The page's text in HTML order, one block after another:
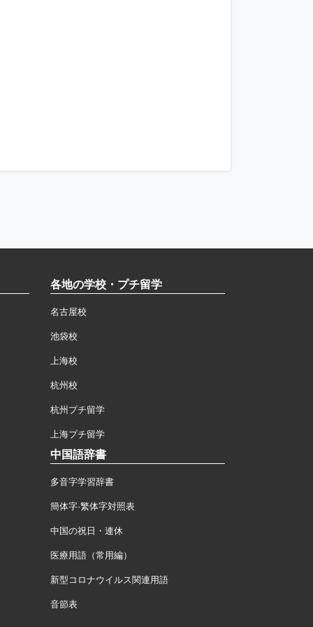
各地の学校・プチ留学
名古屋校
池袋校
上海校
杭州校
杭州プチ留学
上海プチ留学
中国語辞書
多音字学習辞書
簡体字·繁体字対照表
中国の祝日・連休
医療用語（常用編）
新型コロナウイルス関連用語
音節表